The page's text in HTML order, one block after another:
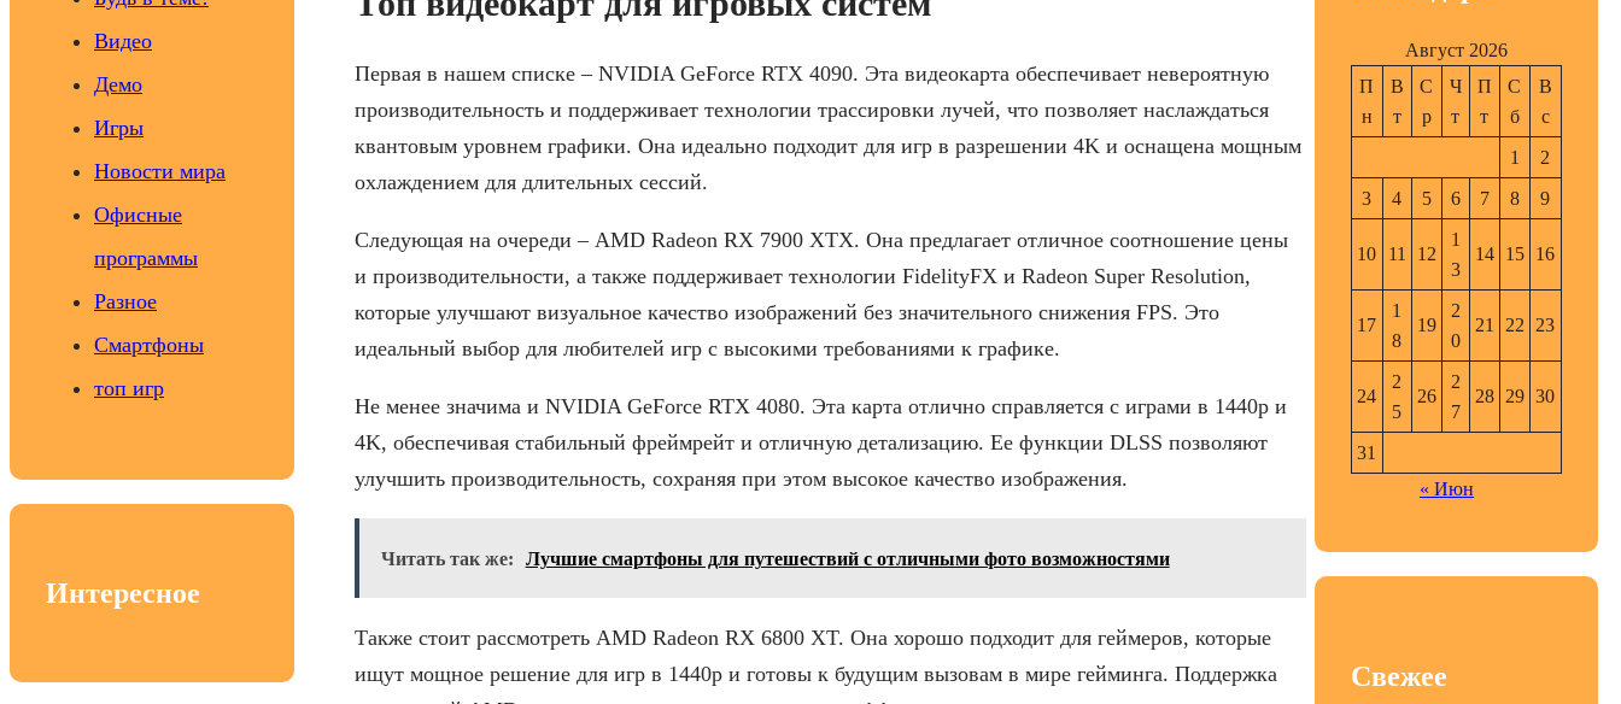
Видео
Демо
Игры
Новости мира
Офисные
программы
Разное
Смартфоны
топ игр
Интересное
Первая в нашем списке – NVIDIA GeForce RTX 4090. Эта видеокарта обеспечивает невероятную
производительность и поддерживает технологии трассировки лучей, что позволяет наслаждаться
квантовым уровнем графики. Она идеально подходит для игр в разрешении 4K и оснащена мощным
охлаждением для длительных сессий.
Следующая на очереди – AMD Radeon RX 7900 XTX. Она предлагает отличное соотношение цены
и производительности, а также поддерживает технологии FidelityFX и Radeon Super Resolution,
которые улучшают визуальное качество изображений без значительного снижения FPS. Это
идеальный выбор для любителей игр с высокими требованиями к графике.
Не менее значима и NVIDIA GeForce RTX 4080. Эта карта отлично справляется с играми в 1440p и
4K, обеспечивая стабильный фреймрейт и отличную детализацию. Ее функции DLSS позволяют
улучшить производительность, сохраняя при этом высокое качество изображения.
Читать так же: Лучшие смартфоны для путешествий с отличными фото возможностями
Также стоит рассмотреть AMD Radeon RX 6800 XT. Она хорошо подходит для геймеров, которые
ищут мощное решение для игр в 1440p и готовы к будущим вызовам в мире гейминга. Поддержка
Август 2026
П
н
В
т
С
р
Ч
т
П
т
С
б
В
с
1
2
3
4 5 6 7 8 9
10 11 12
1
3
14 15 16
17
1
8
19
2
0
21 22 23
24
2
5
26
2
7
28 29 30
31
« Июн
Свежее